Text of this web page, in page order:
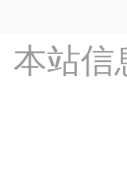
本站信